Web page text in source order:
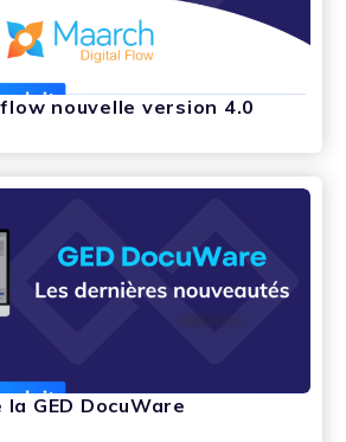
nouvelle version 4.0
GED DocuWare